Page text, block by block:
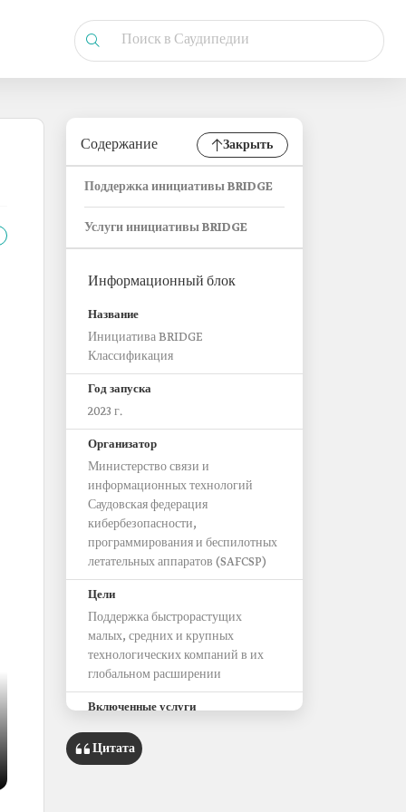
Содержание Закрыть
Поддержка инициативы BRIDGE
Услуги инициативы BRIDGE
Информационный блок
Название
Инициатива BRIDGE
Классификация
Год запуска
2023 г.
Организатор
Министерство связи и
информационных технологий
Саудовская федерация
кибербезопасности,
программирования и беспилотных
летательных аппаратов (SAFCSP)
Цели
Поддержка быстрорастущих
малых, средних и крупных
технологических компаний в их
глобальном расширении
Включенные услуги
Консультационная поддержка
экспертов по экспорту
Цитата